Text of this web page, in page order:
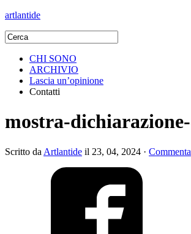
artlantide
CHI SONO
ARCHIVIO
Lascia un’opinione
Contatti
mostra-
Scritto da Artlantide il 23, 04, 2024 · Commenta